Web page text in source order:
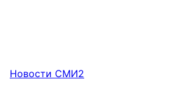
Новости СМИ2